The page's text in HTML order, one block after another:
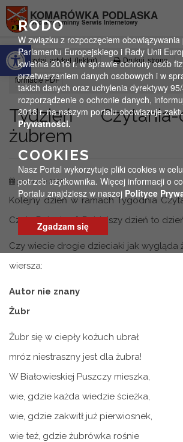
Otwórz pasek narzędzi
KOMARÓWKA PODLASKA
Oficjalny gminny Serwis Internetowy
Czytaj artykuł (lektor) Drukuj stronę
formacie PDF
Tydzień
żubrem
3 czerwca 2020
Kolejny dzień w ramach Tygodnia
Czyta Dzieciom”. Dzisiejszy dzień to
Czy wiecie drogie dzieciaki jak wygląda
wiersza:
Autor nie znany
Żubr
Żubr się w ciepły kożuch ubrał
mróz niestraszny jest dla żubra!
W Białowieskiej Puszczy mieszka,
wie, gdzie każda wiedzie ścieżka,
wie, gdzie zakwitł już pierwiosnek,
wie też, gdzie żubrówka rośnie
RODO
W związku z rozpoczęciem
Parlamentu Europejskiego i Rady Unii
kwietnia 2016 r. w sprawie ochrony osób
przetwarzaniem danych osobowych i w
takich danych oraz uchylenia dyrektywy
rozporządzenie o ochronie danych,
2018 r. na naszym portalu obowiązuje
Prywatności.
COOKIES
Nasz Portal wykorzytuje pliki cookies w
potrzeb użytkownika. Więcej informacji o
Portalu znajdziesz w naszej Polityce
Zgadzam się